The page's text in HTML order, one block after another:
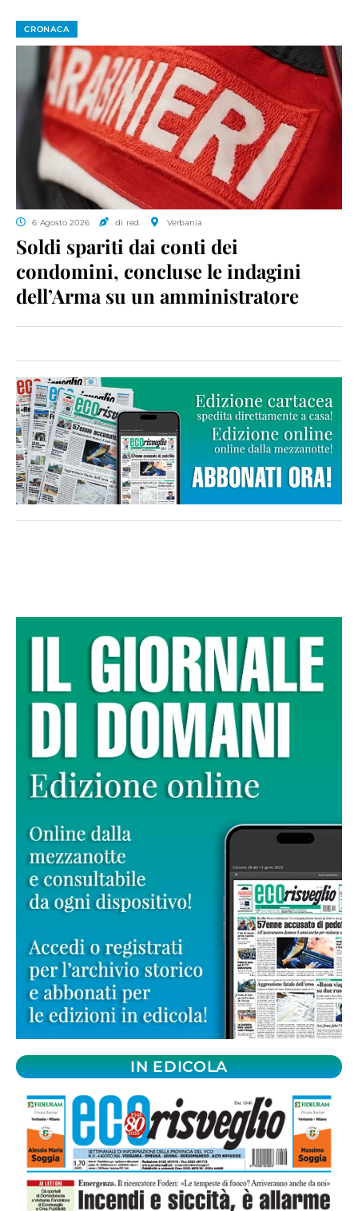
CRONACA
6 Agosto 2026 di red. Verbania
Soldi spariti dai conti dei
condomini, concluse le indagini
dell’Arma su un amministratore
IN EDICOLA